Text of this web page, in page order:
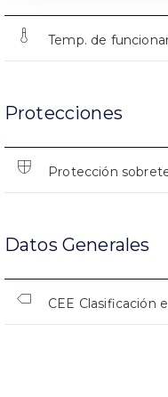
Temp. de
Protecciones
Protección
Datos Generales
CEE Clasificación